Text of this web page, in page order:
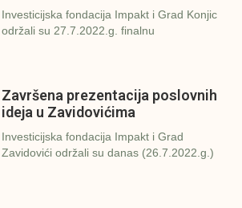
Investicijska fondacija Impakt i Grad Konjic
održali su 27.7.2022.g. finalnu
Završena prezentacija poslovnih
ideja u Zavidovićima
Investicijska fondacija Impakt i Grad
Zavidovići održali su danas (26.7.2022.g.)